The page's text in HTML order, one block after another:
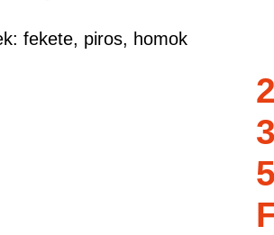
fekete, piros, homok